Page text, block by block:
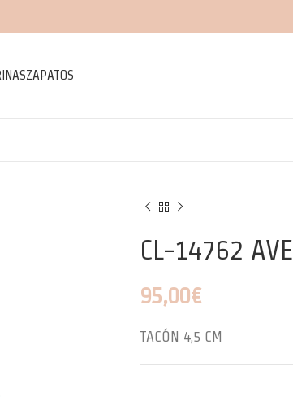
ZAPATOS
CL-14762
95,00€
TACÓN 4,5 CM